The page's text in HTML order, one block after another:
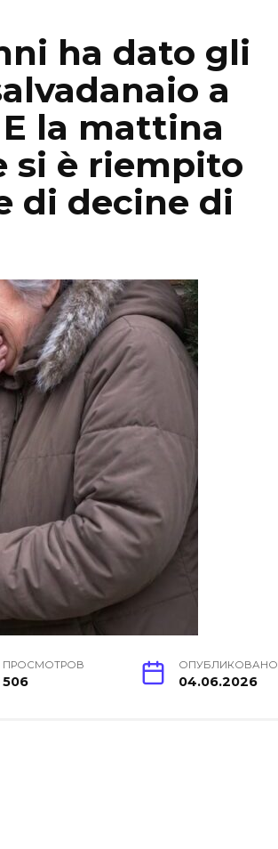
ha dato gli
a
la mattina
si è riempito
di decine di
ПРОСМОТРОВ
506
ОПУБЛИКОВАНО
04.06.2026